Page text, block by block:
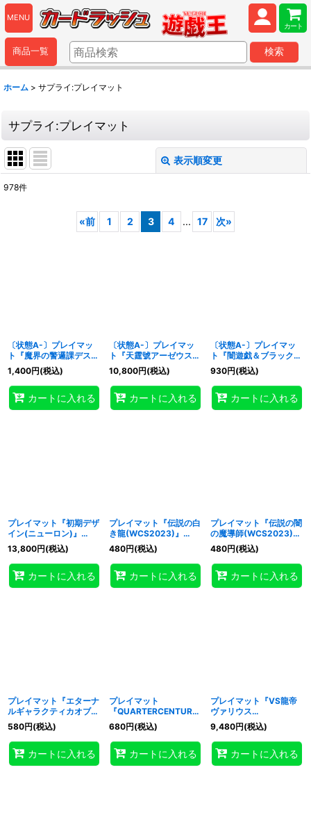
MENU
カート
商品一覧 検索
ホーム > サプライ:プレイマット
サプライ:プレイマット
表示順変更
978件
«前 1 2 3 4 ... 17 次»
〔状態A-〕プレイマッ
ト『魔界の警邏課デスポ
リス(YCSJ限定)』【-】
{-}《プレイマット》
1,400円(税込)
カートに入れる
〔状態A-〕プレイマッ
ト『天霆號アーゼウス
(RANKINGDUEL2020-
2nd-)』【-】{-}《プレ
イマット》
10,800円(税込)
カートに入れる
〔状態A-〕プレイマッ
ト『闇遊戯＆ブラックマ
ジシャン
(20thANNIVERSARYS
ET)』【-】{-}《プレイ
マット》
930円(税込)
カートに入れる
プレイマット『初期デザ
イン(ニューロン)』
【-】{-}《プレイマッ
ト》
13,800円(税込)
カートに入れる
プレイマット『伝説の白
き龍(WCS2023)』
【-】{-}《プレイマッ
ト》
480円(税込)
カートに入れる
プレイマット『伝説の闇
の魔導師(WCS2023)』
【-】{-}《プレイマッ
ト》
480円(税込)
カートに入れる
プレイマット『エターナ
ルギャラクティカオブリ
ビオン(遊戯王の日
RD)』【-】{-}《プレイ
マット》
580円(税込)
カートに入れる
プレイマット
『QUARTERCENTURY
』【-】{-}《プレイマッ
ト》
680円(税込)
カートに入れる
プレイマット『VS龍帝
ヴァリウス
(RANKINGDUEL2023-
1st-)』【-】{-}《プレ
イマット》
9,480円(税込)
カートに入れる